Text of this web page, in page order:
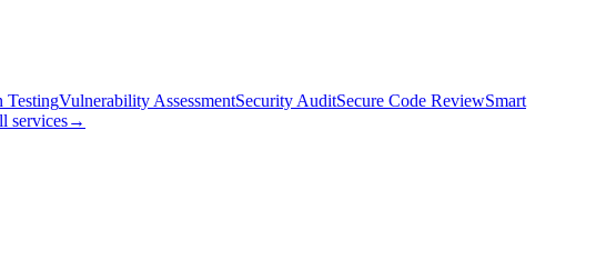
TestingVulnerability AssessmentSecurity AuditSecure Code ReviewSmart
services→